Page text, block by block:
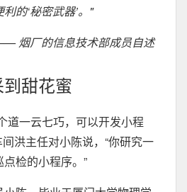
的‘秘密武器’。"
烟厂的信息技术部成员自述
甜花蜜
道一云七巧，可以开发小程
洪主任对小陈说，“你研究一
检的小程序。”